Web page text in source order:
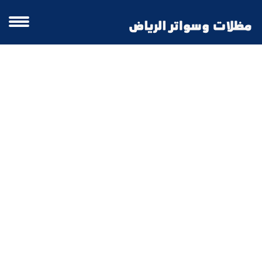
قرميد معدني كوري قرميد ازرق الدمام |